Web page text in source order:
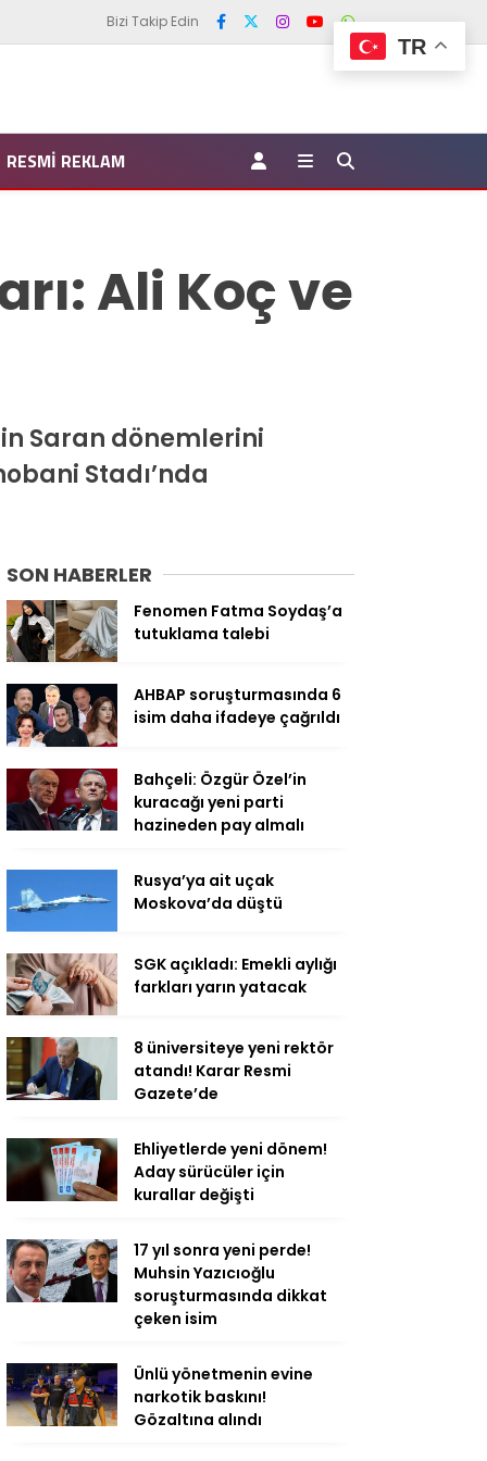
Bizi Takip Edin
RESMI REKLAM
Ali Koç ve
Saran dönemlerini
Stadı’nda
SON HABERLER
Fenomen Fatma Soydaş’a
tutuklama talebi
AHBAP soruşturmasında 6
isim daha ifadeye çağrıldı
Bahçeli: Özgür Özel’in
kuracağı yeni parti
hazineden pay almalı
Rusya’ya ait uçak
Moskova’da düştü
SGK açıkladı: Emekli aylığı
farkları yarın yatacak
8 üniversiteye yeni rektör
atandı! Karar Resmi
Gazete’de
Ehliyetlerde yeni dönem!
Aday sürücüler için
kurallar değişti
17 yıl sonra yeni perde!
Muhsin Yazıcıoğlu
soruşturmasında dikkat
çeken isim
Ünlü yönetmenin evine
narkotik baskını!
Gözaltına alındı
TR